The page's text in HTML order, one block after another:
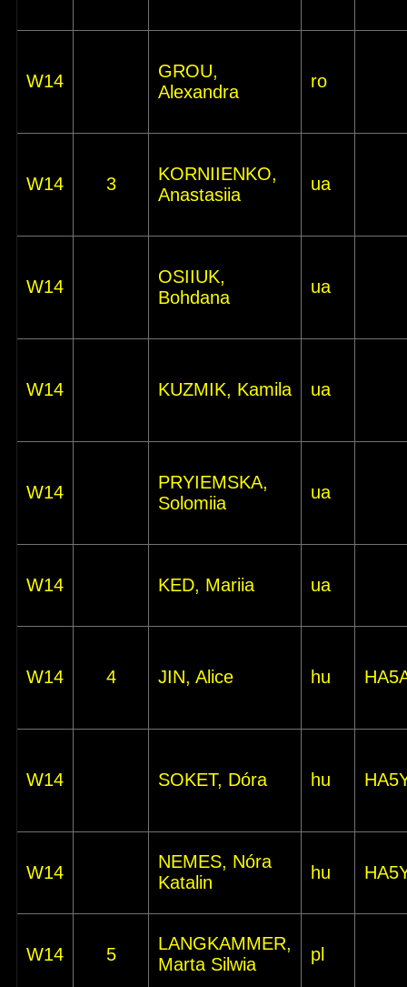
W14
GROU,
Alexandra
ro
W14 3
KORNIIENKO,
Anastasiia
ua
W14
OSIIUK,
Bohdana
ua
W14 KUZMIK, Kamila ua
W14
PRYIEMSKA,
Solomiia
ua
W14 KED, Mariia ua
W14 4 JIN, Alice hu
W14 SOKET, Dóra hu
W14
NEMES, Nóra
Katalin
hu
W14 5
LANGKAMMER,
Marta Silwia
pl